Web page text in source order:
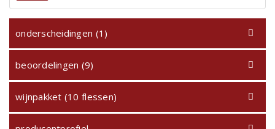
onderscheidingen (1)
beoordelingen (9)
wijnpakket (10 flessen)